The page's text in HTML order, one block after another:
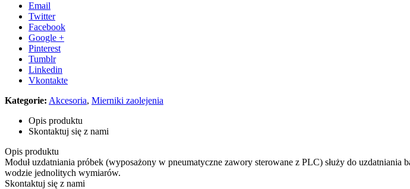
Email
Twitter
Facebook
Google +
Pinterest
Tumblr
Linkedin
Vkontakte
Kategorie: Akcesoria, Mierniki zaolejenia
Opis produktu
Skontaktuj się z nami
Opis produktu
Moduł uzdatniania próbek (wyposażony w pneumatyczne zawory sterowane z PLC) służy do
wodzie jednolitych wymiarów.
Skontaktuj się z nami